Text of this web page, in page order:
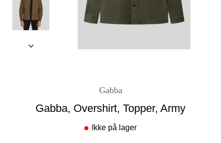
Gabba
Gabba, Overshirt, Topper, Army
Ikke på lager